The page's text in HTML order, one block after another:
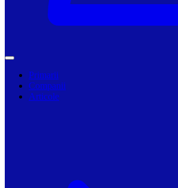
Primarii
Companii
Articole